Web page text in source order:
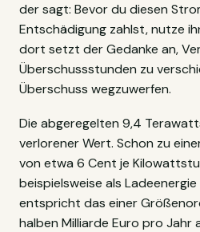
der sagt: Bevor du diesen
Entschädigung zahlst, nutze
dort setzt der Gedanke an,
Überschussstunden zu
Überschuss wegzuwerfen.
Die abgeregelten 9,4
verlorener Wert. Schon zu
von etwa 6 Cent je
beispielsweise als
entspricht das einer
halben Milliarde Euro pro Jahr